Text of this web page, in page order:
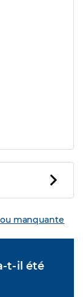
manquante
t-il été